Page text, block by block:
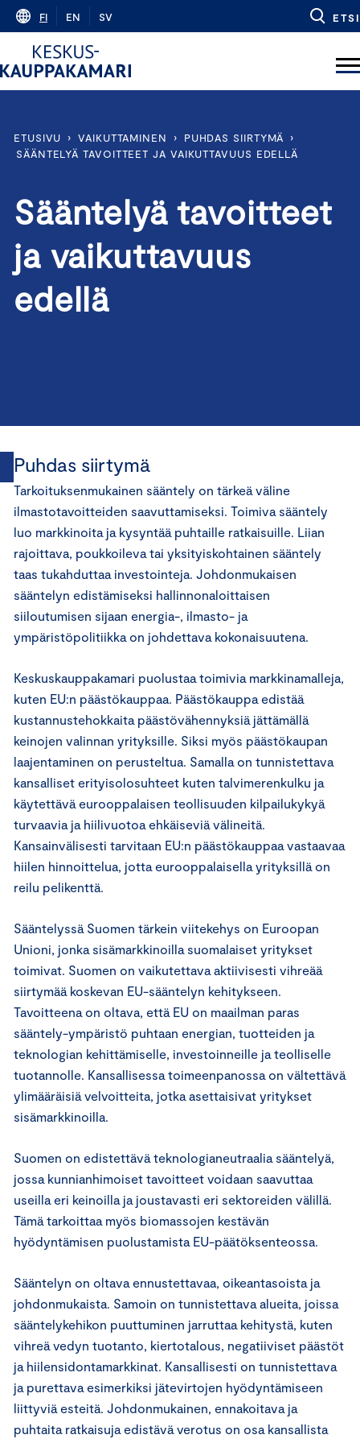
Skip
content
FI EN SV ETSI
ETUSIVU › VAIKUTTAMINEN › PUHDAS SIIRTYMÄ
›
SÄÄNTELYÄ TAVOITTEET JA VAIKUTTAVUUS EDELLÄ
Sääntelyä tavoitteet
ja vaikuttavuus
edellä
Puhdas siirtymä
Tarkoituksenmukainen sääntely on tärkeä väline
ilmastotavoitteiden saavuttamiseksi. Toimiva sääntely
luo markkinoita ja kysyntää puhtaille ratkaisuille. Liian
rajoittava, poukkoileva tai yksityiskohtainen sääntely
taas tukahduttaa investointeja. Johdonmukaisen
sääntelyn edistämiseksi hallinnonaloittaisen
siiloutumisen sijaan energia-, ilmasto- ja
ympäristöpolitiikka on johdettava kokonaisuutena.
Keskuskauppakamari puolustaa toimivia markkinamalleja,
kuten EU:n päästökauppaa. Päästökauppa edistää
kustannustehokkaita päästövähennyksiä jättämällä
keinojen valinnan yrityksille. Siksi myös päästökaupan
laajentaminen on perusteltua. Samalla on tunnistettava
kansalliset erityisolosuhteet kuten talvimerenkulku ja
käytettävä eurooppalaisen teollisuuden kilpailukykyä
turvaavia ja hiilivuotoa ehkäiseviä välineitä.
Kansainvälisesti tarvitaan EU:n päästökauppaa vastaavaa
hiilen hinnoittelua, jotta eurooppalaisella yrityksillä on
reilu pelikenttä.
Sääntelyssä Suomen tärkein viitekehys on Euroopan
Unioni, jonka sisämarkkinoilla suomalaiset yritykset
toimivat. Suomen on vaikutettava aktiivisesti vihreää
siirtymää koskevan EU-sääntelyn kehitykseen.
Tavoitteena on oltava, että EU on maailman paras
sääntely-ympäristö puhtaan energian, tuotteiden ja
teknologian kehittämiselle, investoinneille ja teolliselle
tuotannolle. Kansallisessa toimeenpanossa on vältettävä
ylimääräisiä velvoitteita, jotka asettaisivat yritykset
sisämarkkinoilla.
Suomen on edistettävä teknologianeutraalia sääntelyä,
jossa kunnianhimoiset tavoitteet voidaan saavuttaa
useilla eri keinoilla ja joustavasti eri sektoreiden välillä.
Tämä tarkoittaa myös biomassojen kestävän
hyödyntämisen puolustamista EU-päätöksenteossa.
Sääntelyn on oltava ennustettavaa, oikeantasoista ja
johdonmukaista. Samoin on tunnistettava alueita, joissa
sääntelykehikon puuttuminen jarruttaa kehitystä, kuten
vihreä vedyn tuotanto, kiertotalous, negatiiviset päästöt
ja hiilensidontamarkkinat. Kansallisesti on tunnistettava
ja purettava esimerkiksi jätevirtojen hyödyntämiseen
liittyviä esteitä. Johdonmukainen, ennakoitava ja
puhtaita ratkaisuja edistävä verotus on osa kansallista